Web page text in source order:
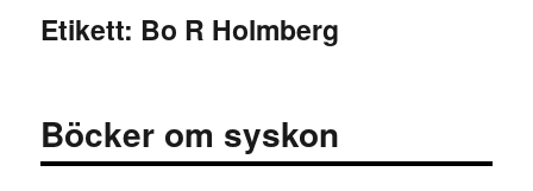
Etikett: Bo R Holmberg
Böcker om syskon